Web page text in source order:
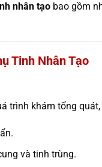
nhân tạobao gồm
Tinh Nhân Tạo
trình khám tổng
và tinh trùng.